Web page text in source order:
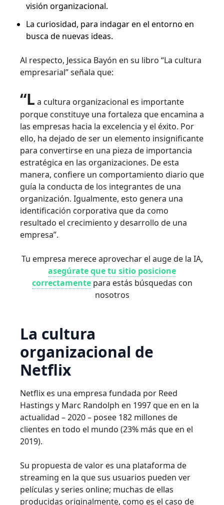
visión organizacional.
La curiosidad, para indagar en el entorno en
busca de nuevas ideas.
Al respecto, Jessica Bayón en su libro “La cultura
empresarial” señala que:
“L a cultura organizacional es importante
porque constituye una fortaleza que encamina a
las empresas hacia la excelencia y el éxito. Por
ello, ha dejado de ser un elemento insignificante
para convertirse en una pieza de importancia
estratégica en las organizaciones. De esta
manera, confiere un comportamiento diario que
guía la conducta de los integrantes de una
organización. Igualmente, esto genera una
identificación corporativa que da como
resultado el crecimiento y desarrollo de una
empresa”.
Tu empresa merece aprovechar el auge de la IA,
asegúrate que tu sitio posicione
correctamentepara estás búsquedas con
nosotros
La cultura
organizacional de
Netflix
Netflix es una empresa fundada por Reed
Hastings y Marc Randolph en 1997 que en en la
actualidad – 2020 – posee 182 millones de
clientes en todo el mundo (23% más que en el
2019).
Su propuesta de valor es una plataforma de
streaming en la que sus usuarios pueden ver
películas y series online; muchas de ellas
producidas originalmente, como es el caso de